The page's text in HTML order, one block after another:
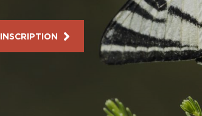
INSCRIPTION